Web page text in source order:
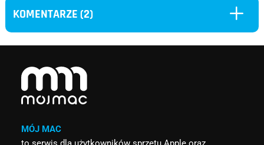
KOMENTARZE (2) L
MÓJ MAC